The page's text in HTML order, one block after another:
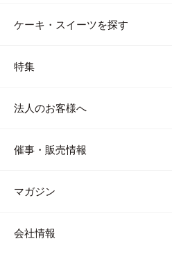
ケーキ・スイーツを探す
特集
法人のお客様へ
催事・販売情報
マガジン
会社情報